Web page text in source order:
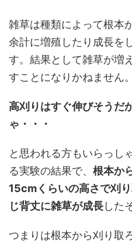
雑草は種類によって根本
余計に増殖したり成長を
す。結果として雑草が増
すことになりかねません。
高刈りはすぐ伸びそうだ
ゃ・・・
と思われる方もいらっし
る実験の結果で、 根本か
15cmくらいの高さで刈
じ背丈に雑草が成長した
つまりは根本から刈り取